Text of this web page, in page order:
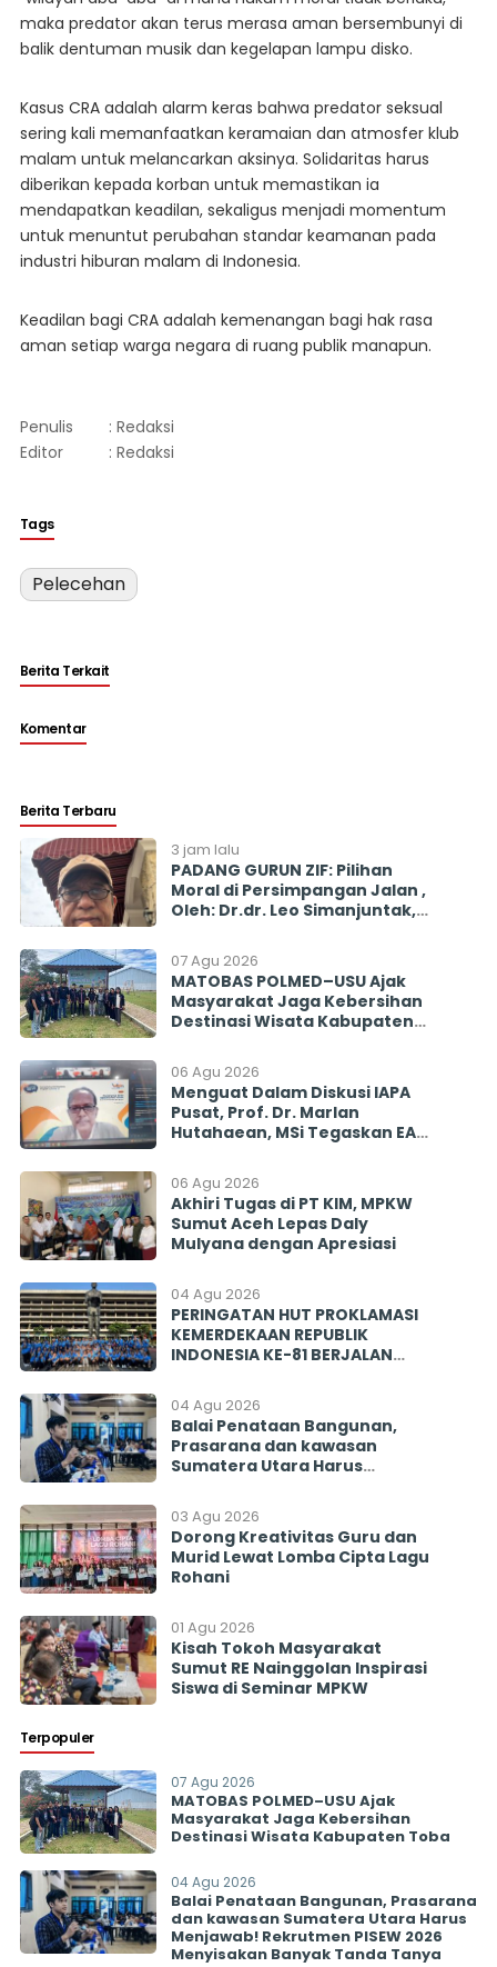
maka predator akan terus merasa aman bersembunyi di
balik dentuman musik dan kegelapan lampu disko.
​Kasus CRA adalah alarm keras bahwa predator seksual
sering kali memanfaatkan keramaian dan atmosfer klub
malam untuk melancarkan aksinya. Solidaritas harus
diberikan kepada korban untuk memastikan ia
mendapatkan keadilan, sekaligus menjadi momentum
untuk menuntut perubahan standar keamanan pada
industri hiburan malam di Indonesia.
Keadilan bagi CRA adalah kemenangan bagi hak rasa
aman setiap warga negara di ruang publik manapun.
Penulis
: Redaksi
Editor
: Redaksi
Tags
Pelecehan
Berita Terkait
Komentar
Berita Terbaru
3 jam lalu
PADANG GURUN ZIF: Pilihan
Moral di Persimpangan Jalan ,
Oleh: Dr.dr. Leo Simanjuntak,
Kedokteran Universitas HKBP
Nommensen
07 Agu 2026
MATOBAS POLMED–USU Ajak
Masyarakat Jaga Kebersihan
Destinasi Wisata Kabupaten
06 Agu 2026
Menguat Dalam Diskusi IAPA
Pusat, Prof. Dr. Marlan
Hutahaean, MSi Tegaskan EAP
Mencegah Politisasi Pirokrasi
06 Agu 2026
Akhiri Tugas di PT KIM, MPKW
Sumut Aceh Lepas Daly
Mulyana dengan Apresiasi
04 Agu 2026
PERINGATAN HUT PROKLAMASI
KEMERDEKAAN REPUBLIK
INDONESIA KE-81 BERJALAN
BANGSA
04 Agu 2026
Balai Penataan Bangunan,
Prasarana dan kawasan
Sumatera Utara Harus
2026 Menyisakan Banyak
Tanda Tanya
03 Agu 2026
Dorong Kreativitas Guru dan
Murid Lewat Lomba Cipta Lagu
Rohani
01 Agu 2026
Kisah Tokoh Masyarakat
Sumut RE Nainggolan Inspirasi
Siswa di Seminar MPKW
Terpopuler
07 Agu 2026
MATOBAS POLMED–USU Ajak
Masyarakat Jaga Kebersihan
Destinasi Wisata Kabupaten Toba
04 Agu 2026
Balai Penataan Bangunan, Prasarana
dan kawasan Sumatera Utara Harus
Menjawab! Rekrutmen PISEW 2026
Menyisakan Banyak Tanda Tanya